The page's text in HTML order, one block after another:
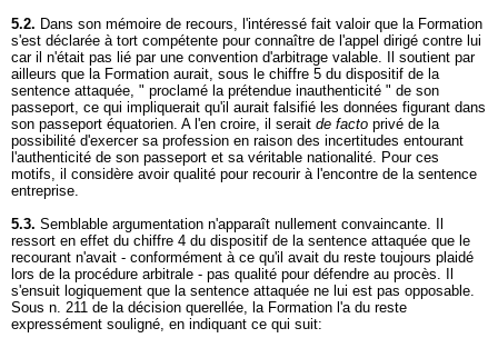
5.2. Dans son mémoire de recours, l'intéressé fait valoir que la Formation
s'est déclarée à tort compétente pour connaître de l'appel dirigé contre lui
car il n'était pas lié par une convention d'arbitrage valable. Il soutient par
ailleurs que la Formation aurait, sous le chiffre 5 du dispositif de la
sentence attaquée, " proclamé la prétendue inauthenticité " de son
passeport, ce qui impliquerait qu'il aurait falsifié les données figurant dans
son passeport équatorien. A l'en croire, il serait de facto privé de la
possibilité d'exercer sa profession en raison des incertitudes entourant
l'authenticité de son passeport et sa véritable nationalité. Pour ces
motifs, il considère avoir qualité pour recourir à l'encontre de la sentence
entreprise.
5.3. Semblable argumentation n'apparaît nullement convaincante. Il
ressort en effet du chiffre 4 du dispositif de la sentence attaquée que le
recourant n'avait - conformément à ce qu'il avait du reste toujours plaidé
lors de la procédure arbitrale - pas qualité pour défendre au procès. Il
s'ensuit logiquement que la sentence attaquée ne lui est pas opposable.
Sous n. 211 de la décision querellée, la Formation l'a du reste
expressément souligné, en indiquant ce qui suit: